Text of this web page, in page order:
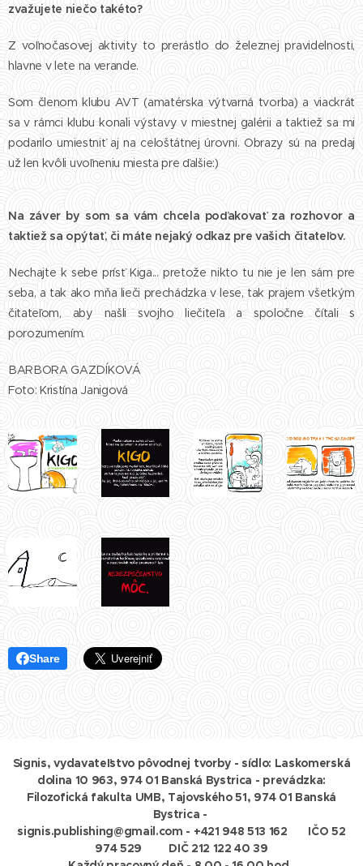
zvažujete niečo takéto?
Z voľnočasovej aktivity to prerástlo do železnej pravidelnosti,
hlavne v lete na verande.
Som členom klubu AVT (amatérska výtvarná tvorba) a viackrát
sa v rámci klubu konali výstavy v miestnej galérii a taktiež sa mi
podarilo umiestniť aj na celoštátnej úrovni. Obrazy sú na predaj
už len kvôli uvoľneniu miesta pre ďalšie:)
Na záver by som sa vám chcela poďakovať za rozhovor a
taktiež sa opýtať, či máte nejaký odkaz pre vašich čitateľov.
Nechajte k sebe prísť Kiga... pretože nikto tu nie je len sám pre
seba, a tak ako mňa lieči prechádzka v lese, tak prajem všetkým
čitateľom, aby našli svojho liečiteľa a spoločne čítali s
porozumením.
BARBORA GAZDÍKOVÁ
Foto: Kristína Janigová
Share
Signis, vydavateľstvo pôvodnej tvorby - sídlo: Laskomerská
dolina 10 963, 974 01 Banská Bystrica - prevádzka:
Filozofická fakulta UMB, Tajovského 51, 974 01 Banská
Bystrica -
signis.publishing@gmail.com - +421 948 513 162 IČO 52
974 529 DIČ 212 122 40 39